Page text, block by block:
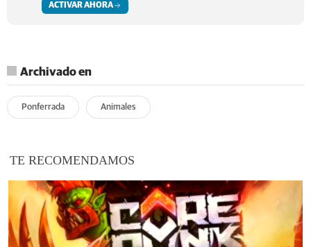
ACTIVAR AHORA
Archivado en
Ponferrada Animales
TE RECOMENDAMOS